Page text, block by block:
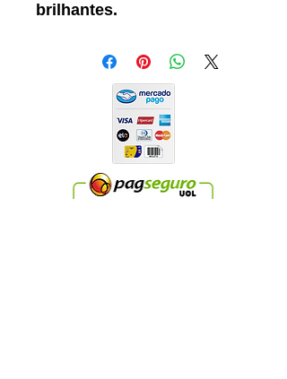
brilhantes.